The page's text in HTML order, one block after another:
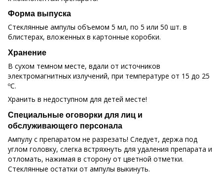
Форма выпуска
Стеклянные ампулы объемом 5 мл, по 5 или 50 шт. в
блистерах, вложенных в картонные коробки.
Хранение
В сухом темном месте, вдали от источников
электромагнитных излучений, при температуре от 15 до 25
ºС.
Хранить в недоступном для детей месте!
Специальные оговорки для лиц и
обслуживающего персонала
Ампулу с препаратом не разрезать! Следует, держа под
углом головку, слегка встряхнуть для удаления препарата и
отломать, нажимая в сторону от цветной отметки.
Стеклянные остатки от ампулы выкинуть.